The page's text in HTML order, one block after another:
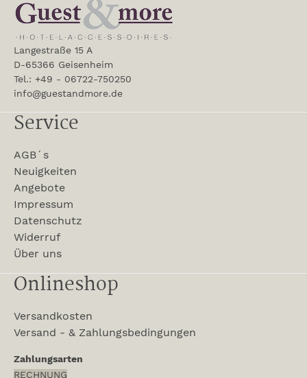
Langestraße 15 A
D-65366 Geisenheim
Tel.: +49 - 06722-750250
info@guestandmore.de
Service
AGB´s
Neuigkeiten
Angebote
Impressum
Datenschutz
Widerruf
Über uns
Onlineshop
Versandkosten
Versand - & Zahlungsbedingungen
Zahlungsarten
RECHNUNG